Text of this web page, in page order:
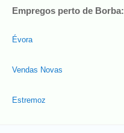
Empregos perto de Borba:
Évora
Vendas Novas
Estremoz